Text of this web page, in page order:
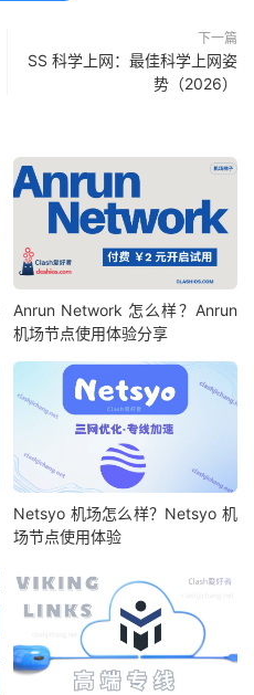
下一篇
SS 科学上网：最佳科学上网姿
势（2026）
Anrun Network 怎么样？Anrun
机场节点使用体验分享
Netsyo 机场怎么样？Netsyo 机
场节点使用体验